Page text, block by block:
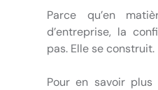
Parce qu’en
d’entreprise, la
pas. Elle se construit.
Pour en savoir